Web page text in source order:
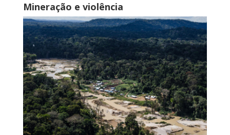
Mineração e violência